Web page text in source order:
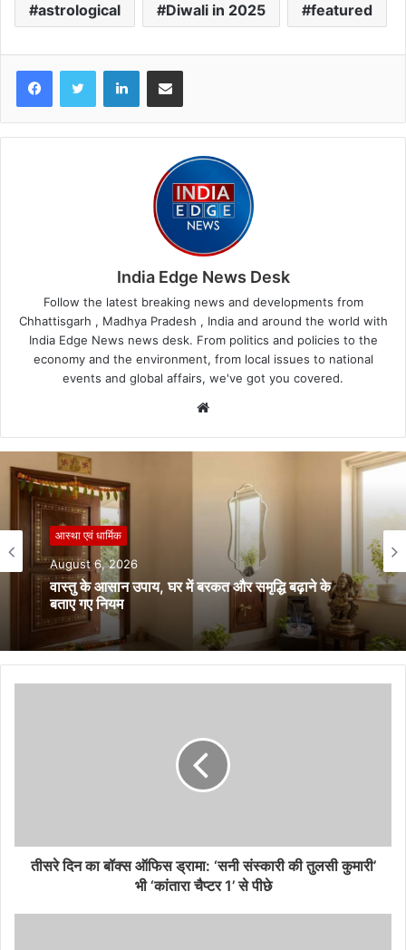
astrological Diwali in 2025 featured
LinkedInShare via Email
India Edge News Desk
Follow the latest breaking news and developments from
Chhattisgarh , Madhya Pradesh , India and around the world with
India Edge News news desk. From politics and policies to the
economy and the environment, from local issues to national
events and global affairs, we've got you covered.
Website
आस्था एवं धार्मिक
August 6, 2026
आस्था एवं धार्मिक
August 6, 2026
रामायण में रावण की मां कैकसी की कहानी, जिसने दशानन को
जन्म दिया
तीसरे दिन का बॉक्स ऑफिस ड्रामा: ‘सनी संस्कारी की तुलसी कुमारी’
भी ‘कांतारा चैप्टर 1’ से पीछे